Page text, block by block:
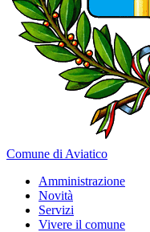
Comune di Aviatico
Amministrazione
Novità
Servizi
Vivere il comune